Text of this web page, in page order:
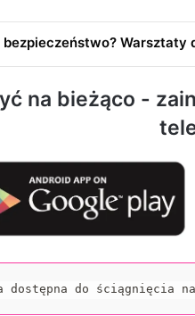
Warsztaty
na bieżąco -
dostępna do ściągnięcia